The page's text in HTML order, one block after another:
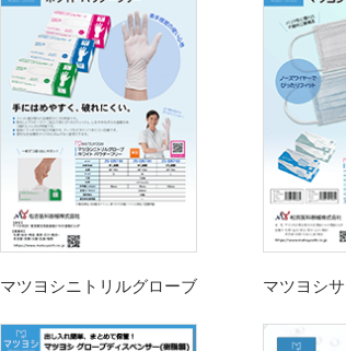
マツヨシニトリルグローブ マツヨシ